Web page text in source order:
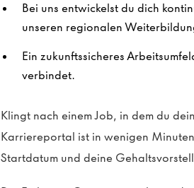
Bei uns entwickelst du dich
unseren regionalen
Ein zukunftssicheres
verbindet.
Klingt nach einem Job, in dem du
Karriereportal ist in wenigen
Startdatum und deine